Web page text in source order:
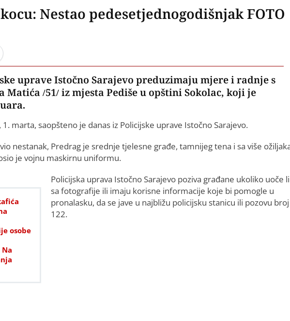
Nestao pedesetjednogodišnjak FOTO
uprave Istočno Sarajevo preduzimaju mjere i radnje s
/51/ iz mjesta Pediše u opštini Sokolac, koji je
marta, saopšteno je danas iz Policijske uprave Istočno Sarajevo.
nestanak, Predrag je srednje tjelesne građe, tamnijeg tena i sa više
je vojnu maskirnu uniformu.
osobe
Policijska uprava Istočno Sarajevo poziva građane ukoliko uoče
sa fotografije ili imaju korisne informacije koje bi pomogle u
pronalasku, da se jave u najbližu policijsku stanicu ili pozovu broj
122.